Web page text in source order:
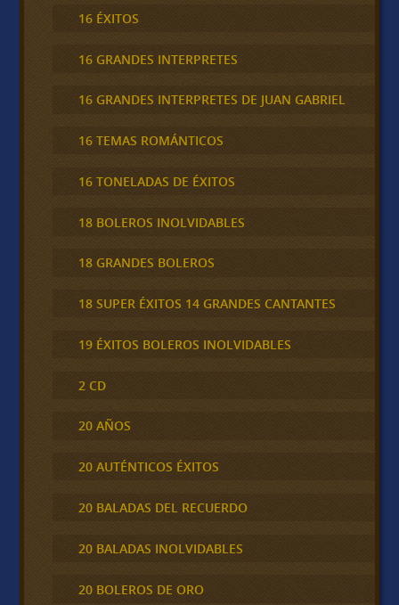
16 ÉXITOS
16 GRANDES INTERPRETES
16 GRANDES INTERPRETES DE JUAN GABRIEL
16 TEMAS ROMÁNTICOS
16 TONELADAS DE ÉXITOS
18 BOLEROS INOLVIDABLES
18 GRANDES BOLEROS
18 SUPER ÉXITOS 14 GRANDES CANTANTES
19 ÉXITOS BOLEROS INOLVIDABLES
2 CD
20 AÑOS
20 AUTÉNTICOS ÉXITOS
20 BALADAS DEL RECUERDO
20 BALADAS INOLVIDABLES
20 BOLEROS DE ORO